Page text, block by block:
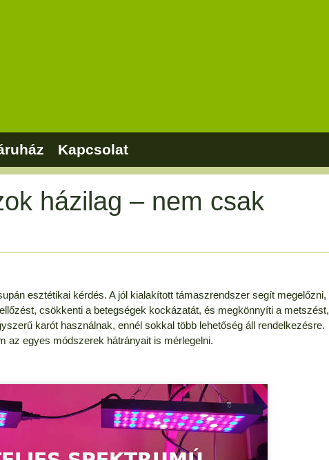
Kapcsolat
házilag – nem csak
esztétikai kérdés. A jól kialakított támaszrendszer segít megelőzni,
csökkenti a betegségek kockázatát, és megkönnyíti a metszést,
karót használnak, ennél sokkal több lehetőség áll rendelkezésre.
az egyes módszerek hátrányait is mérlegelni.